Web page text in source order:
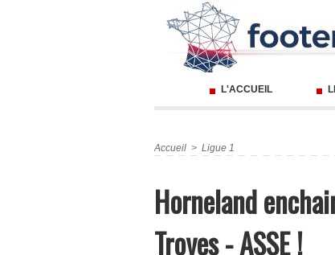
L'ACCUEIL
Accueil > Ligue 1
Horneland
Troyes - ASSE !